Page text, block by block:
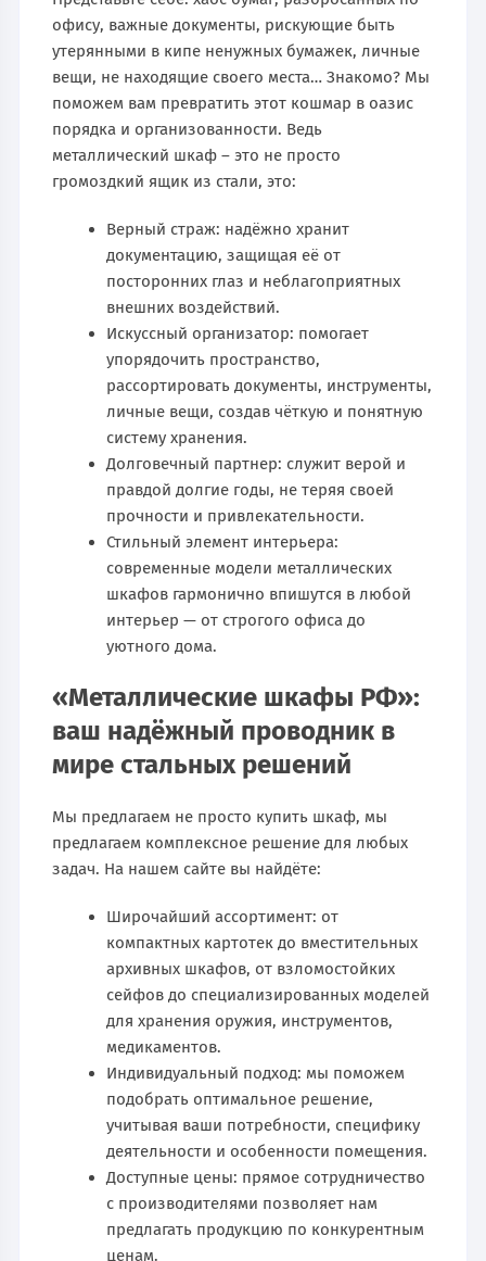
офису, важные документы, рискующие быть
утерянными в кипе ненужных бумажек, личные
вещи, не находящие своего места… Знакомо? Мы
поможем вам превратить этот кошмар в оазис
порядка и организованности. Ведь
металлический шкаф – это не просто
громоздкий ящик из стали, это:
Верный страж: надёжно хранит
документацию, защищая её от
посторонних глаз и неблагоприятных
внешних воздействий.
Искусcный организатор: помогает
упорядочить пространство,
рассортировать документы, инструменты,
личные вещи, создав чёткую и понятную
систему хранения.
Долговечный партнер: служит верой и
правдой долгие годы, не теряя своей
прочности и привлекательности.
Стильный элемент интерьера:
современные модели металлических
шкафов гармонично впишутся в любой
интерьер — от строгого офиса до
уютного дома.
«Металлические шкафы РФ»:
ваш надёжный проводник в
мире стальных решений
Мы предлагаем не просто купить шкаф, мы
предлагаем комплексное решение для любых
задач. На нашем сайте вы найдёте:
Широчайший ассортимент: от
компактных картотек до вместительных
архивных шкафов, от взломостойких
сейфов до специализированных моделей
для хранения оружия, инструментов,
медикаментов.
Индивидуальный подход: мы поможем
подобрать оптимальное решение,
учитывая ваши потребности, специфику
деятельности и особенности помещения.
Доступные цены: прямое сотрудничество
с производителями позволяет нам
предлагать продукцию по конкурентным
ценам.